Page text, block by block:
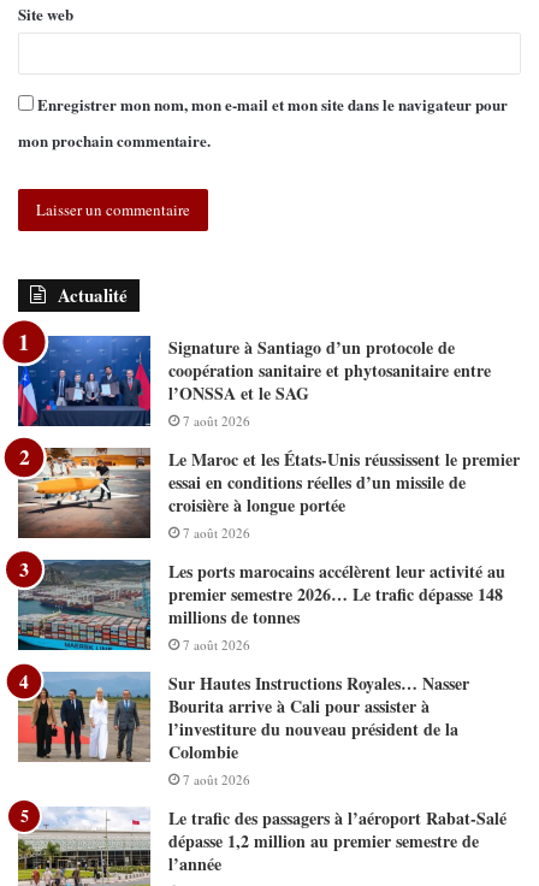
Site web
Enregistrer mon nom, mon e-mail et mon site dans le navigateur pour
mon prochain commentaire.
Actualité
Signature à Santiago d’un protocole de
coopération sanitaire et phytosanitaire entre
l’ONSSA et le SAG
7 août 2026
Le Maroc et les États-Unis réussissent le premier
essai en conditions réelles d’un missile de
croisière à longue portée
7 août 2026
Les ports marocains accélèrent leur activité au
premier semestre 2026… Le trafic dépasse 148
millions de tonnes
7 août 2026
Sur Hautes Instructions Royales… Nasser
Bourita arrive à Cali pour assister à
l’investiture du nouveau président de la
Colombie
7 août 2026
Le trafic des passagers à l’aéroport Rabat-Salé
dépasse 1,2 million au premier semestre de
l’année